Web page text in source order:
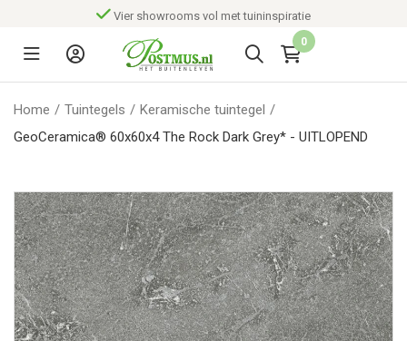
Vier showrooms vol met tuininspiratie
0
Home / Tuintegels / Keramische tuintegel /
GeoCeramica® 60x60x4 The Rock Dark Grey* - UITLOPEND